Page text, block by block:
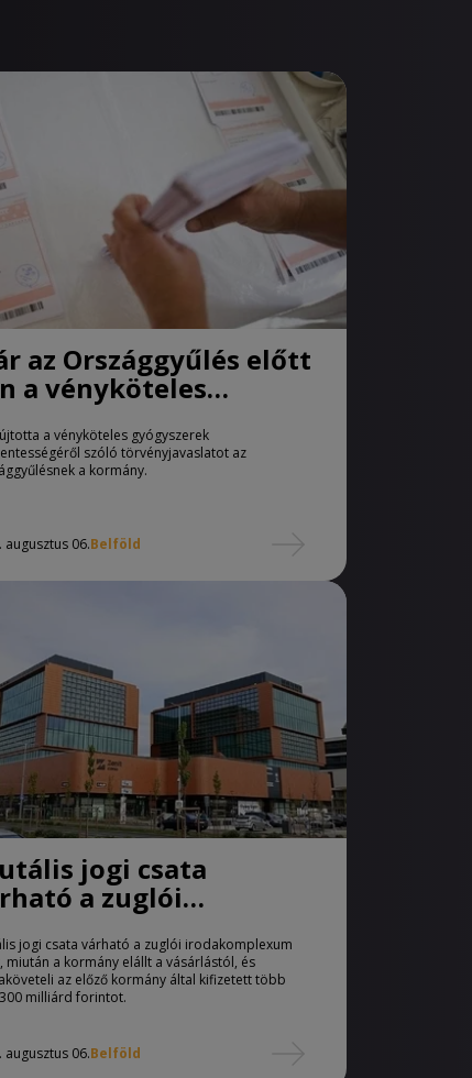
az Országgyűlés előtt
a vényköteles
szóló
a vényköteles gyógyszerek
szóló törvényjavaslatot az
a kormány.
augusztus 06.Belföld
jogi csata
a zuglói
miatt
jogi csata várható a zuglói irodakomplexum
miután a kormány elállt a vásárlástól, és
az előző kormány által kifizetett több
milliárd forintot.
augusztus 06.Belföld